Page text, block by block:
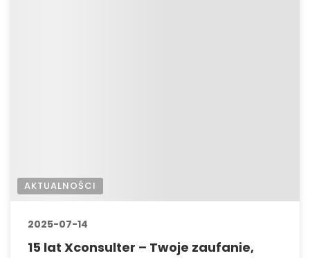
AKTUALNOŚCI
2025-07-14
15 lat Xconsulter – Twoje zaufanie,